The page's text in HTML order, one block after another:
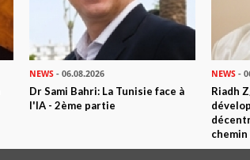
NEWS - 06.08.2026
Dr Sami Bahri: La Tunisie face à
l'IA - 2ème partie
NEWS-
Riadh